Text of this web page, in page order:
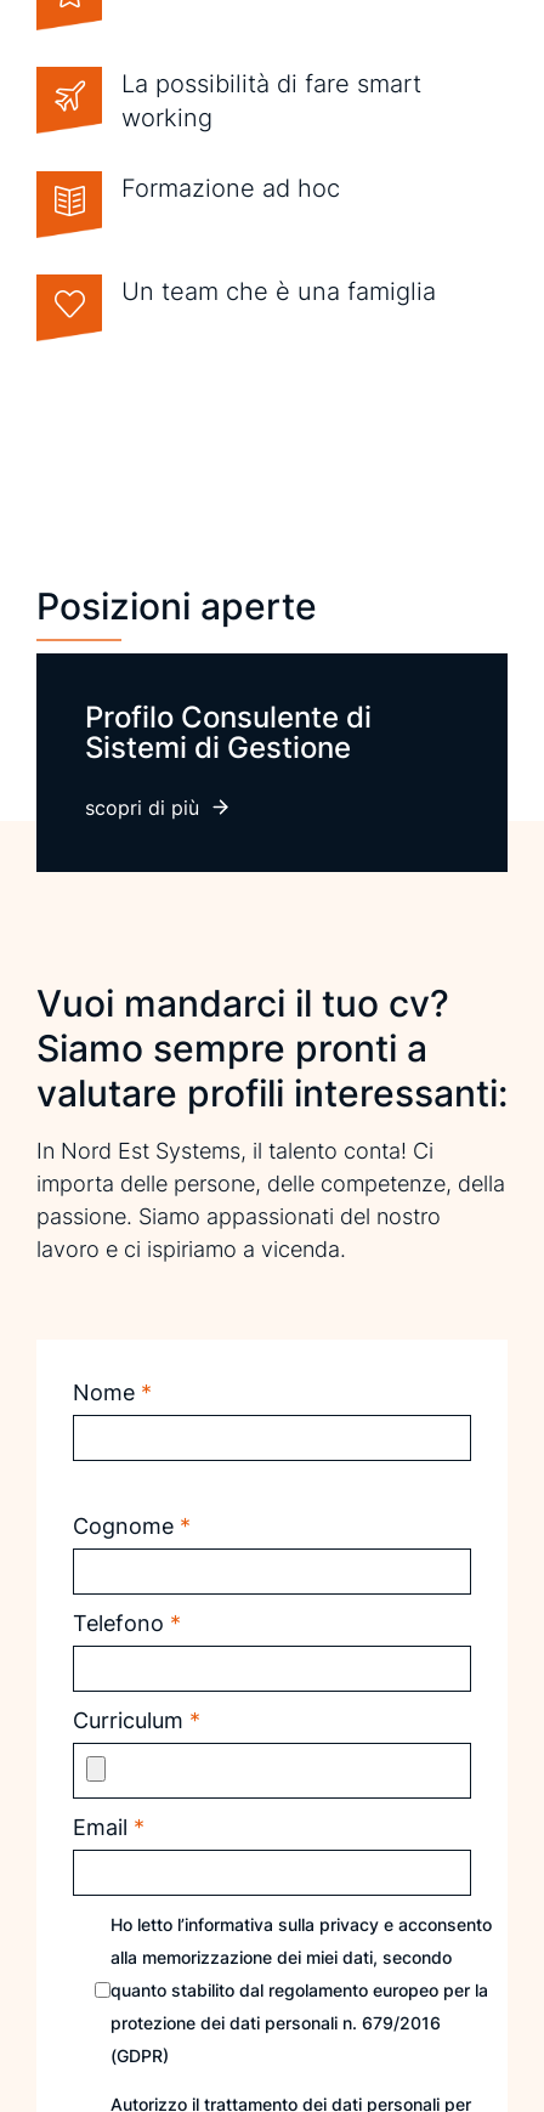
La possibilità di fare smart
working
Formazione ad hoc
Un team che è una famiglia
Posizioni aperte
Profilo Consulente di
Sistemi di Gestione
scopri di più
Vuoi mandarci il tuo cv?
Siamo sempre pronti a
valutare profili interessanti:
In Nord Est Systems, il talento conta! Ci
importa delle persone, delle competenze, della
passione. Siamo appassionati del nostro
lavoro e ci ispiriamo a vicenda.
Nome *
Cognome *
Telefono *
Curriculum *
Email *
Ho letto l’informativa sulla privacy e acconsento
alla memorizzazione dei miei dati, secondo
quanto stabilito dal regolamento europeo per la
protezione dei dati personali n. 679/2016
(GDPR)
Autorizzo il trattamento dei dati personali per